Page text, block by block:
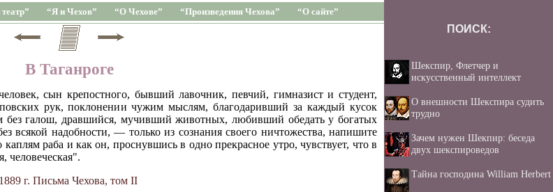
“Я и Чехов” “О Чехове” “Произведения Чехова” “О сайте”
В Таганроге
сын крепостного, бывший лавочник, певчий, гимназист и студент,
рук, поклонении чужим мыслям, благодаривший за каждый кусок
без галош, дравшийся, мучивший животных, любивший обедать у богатых
всякой надобности, — только из сознания своего ничтожества, напишите
раба и как он, проснувшись в одно прекрасное утро, чувствует, что в
человеческая".
г. Письма Чехова, том II
ПОИСК:
Шекспир, Флетчер и
искусственный интеллект
О внешности Шекспира судить
трудно
Зачем нужен Шекпир: беседа
двух шекспироведов
Тайна господина William Herbert